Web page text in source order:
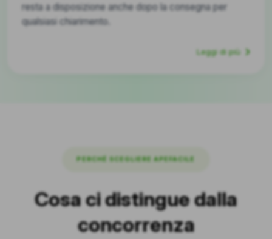
resta a disposizione anche dopo la consegna per
qualsiasi chiarimento.
Leggi di più
PERCHÉ SCEGLIERE APEFACILE
Cosa ci distingue dalla
concorrenza